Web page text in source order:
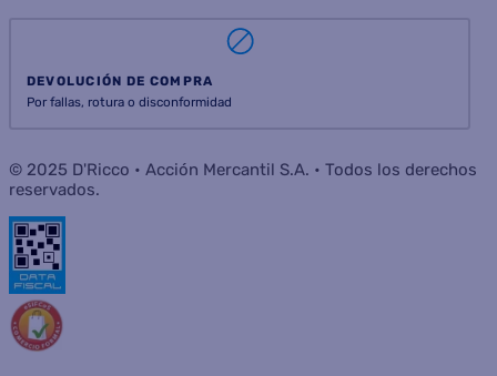
DEVOLUCIÓN DE COMPRA
Por fallas, rotura o disconformidad
© 2025 D'Ricco • Acción Mercantil S.A. • Todos los derechos
reservados.